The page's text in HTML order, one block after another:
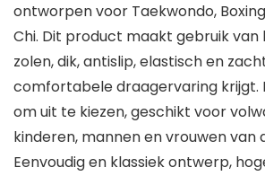
ontworpen voor Taekwondo,
Chi. Dit product maakt gebruik van
zolen, dik, antislip, elastisch en
comfortabele draagervaring krijgt.
om uit te kiezen, geschikt voor
kinderen, mannen en vrouwen van
Eenvoudig en klassiek ontwerp,